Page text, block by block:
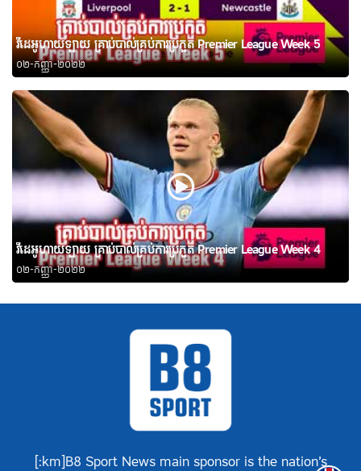
វីដេអូហាយឡាយ គ្រាប់បាល់គ្រប់ការប្រកួត Premier League Week 5
០២-កញ្ញា-២០២២
វីដេអូហាយឡាយ គ្រាប់បាល់គ្រប់ការប្រកួត Premier League Week 4
០២-កញ្ញា-២០២២
[:km]B8 Sport News main sponsor is the nation’s